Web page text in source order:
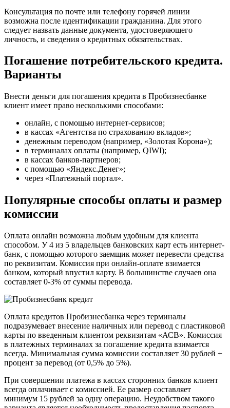
Консультация по почте или телефону горячей линии
возможна после идентификации гражданина. Для этого
следует назвать данные документа, удостоверяющего
личность, и сведения о кредитных обязательствах.
Погашение потребительского кредита.
Варианты
Внести деньги для погашения кредита в Пробизнесбанке
клиент имеет право несколькими способами:
онлайн, с помощью интернет-сервисов;
в кассах «Агентства по страхованию вкладов»;
денежным переводом (например, «Золотая Корона»);
в терминалах оплаты (например, QIWI);
в кассах банков-партнеров;
с помощью «Яндекс.Денег»;
через «Платежный портал».
Популярные способы оплаты и размер
комиссии
Оплата онлайн возможна любым удобным для клиента
способом. У 4 из 5 владельцев банковских карт есть интернет-
банк, с помощью которого заемщик может перевести средства
по реквизитам. Комиссия при онлайн-оплате взимается
банком, который впустил карту. В большинстве случаев она
составляет 0-3% от суммы перевода.
Оплата кредитов Пробизнесбанка через терминалы
подразумевает внесение наличных или перевод с пластиковой
карты по введенным клиентом реквизитам «АСВ». Комиссия
в платежных терминалах за погашение кредита взимается
всегда. Минимальная сумма комиссии составляет 30 рублей +
процент за перевод (от 0,5% до 5%).
При совершении платежа в кассах сторонних банков клиент
всегда оплачивает с комиссией. Ее размер составляет
минимум 15 рублей за одну операцию. Неудобством такого